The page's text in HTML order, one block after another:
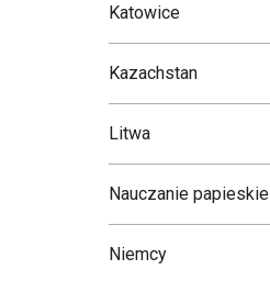
Katowice
Kazachstan
Litwa
Nauczanie papieskie
Niemcy